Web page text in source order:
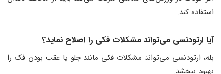
استفاده کند.
آیا ارتودنسی می‌تواند مشکلات فکی را اصلاح نماید؟
بله، ارتودنسی می‌تواند مشکلات فکی مانند جلو یا عقب بودن فک را
بهبود ببخشد.